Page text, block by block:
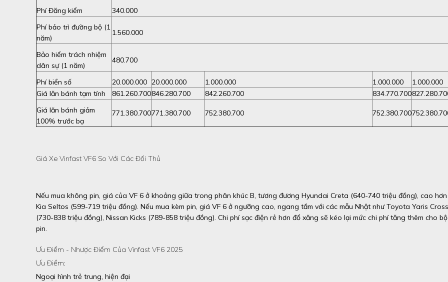
Phí Đăng kiểm
340.000
Phí bảo trì đường bộ (1
năm)
1.560.000
Bảo hiểm trách nhiệm
dân sự (1 năm)
480.700
Phí biển số 20.000.000 20.000.000 1.000.000 1.000.000
1.000.000
Giá lăn bánh tạm tính
861.260.700846.280.700 842.260.700 834.770.700
Giá lăn bánh giảm
100% trước bạ
771.380.700771.380.700 752.380.700 752.380.700
Giá Xe Vinfast VF6 So Với Các Đối Thủ
Nếu mua không pin, giá của VF 6 ở khoảng giữa trong phân khúc B, tương đương Hyundai Creta (640-740 triệu đồng), cao hơn
Kia Seltos (599-719 triệu đồng). Nếu mua kèm pin, giá VF 6 ở ngưỡng cao, ngang tầm với các mẫu Nhật như Toyota Yaris Cross
(730-838 triệu đồng), Nissan Kicks (789-858 triệu đồng). Chi phí sạc điện rẻ hơn đổ xăng sẽ kéo lại mức chi phí tăng thêm cho bộ
pin.
Ưu Điểm - Nhược Điểm Của Vinfast VF6 2025
Ưu Điểm:
Ngoại hình trẻ trung, hiện đại